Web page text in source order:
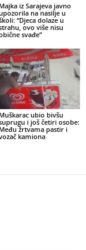
Majka iz Sarajeva javno
na nasilje u
“Djeca dolaze u
ovo više nisu
svađe”
Muškarac ubio bivšu
i još četiri osobe:
Među žrtvama pastir i
kamiona